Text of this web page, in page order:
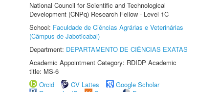
National Council for Scientific and Technological
Development (CNPq) Research Fellow - Level 1C
School: Faculdade de Ciências Agrárias e Veterinárias
(Câmpus de Jaboticabal)
Department: DEPARTAMENTO DE CIÊNCIAS EXATAS
Academic Appointment Category: RDIDP Academic
title: MS-6
Orcid
CV Lattes
Google Scholar